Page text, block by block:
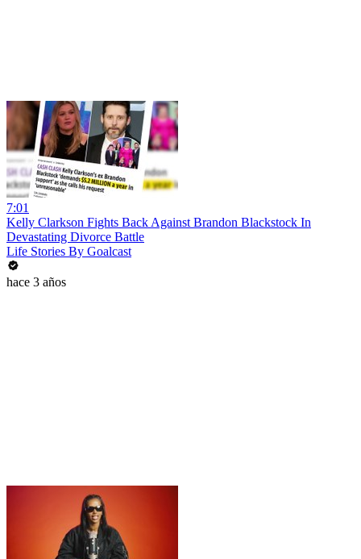
7:01
Kelly Clarkson Fights Back Against Brandon Blackstock In
Devastating Divorce Battle
Life Stories By Goalcast
hace 3 años